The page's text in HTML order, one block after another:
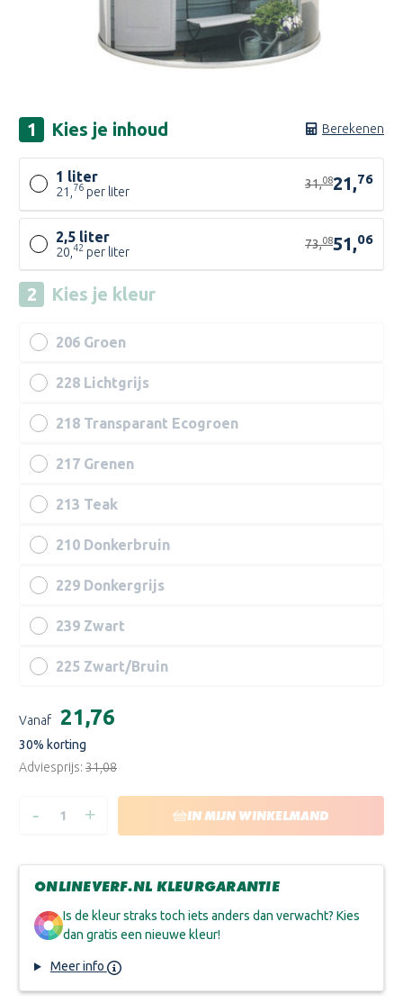
Kies je inhoud Berekenen
1 liter
21, 76per liter
31,0821,76
2,5 liter
20, 42per liter
73,0851,06
Kies je kleur
206 Groen
228 Lichtgrijs
218 Transparant Ecogroen
217 Grenen
213 Teak
210 Donkerbruin
229 Donkergrijs
239 Zwart
225 Zwart/Bruin
voorraad:
Vanaf €21,76
30% korting
Adviesprijs: €31,08
HOEVEELHEID
ECOLEUM
- HOEVEELHEID
ECOLEUM
+ IN MIJN WINKELMAND
ONLINEVERF.NL KLEURGARANTIE
Is de kleur straks toch iets anders dan verwacht? Kies
dan gratis een nieuwe kleur!
Meer info